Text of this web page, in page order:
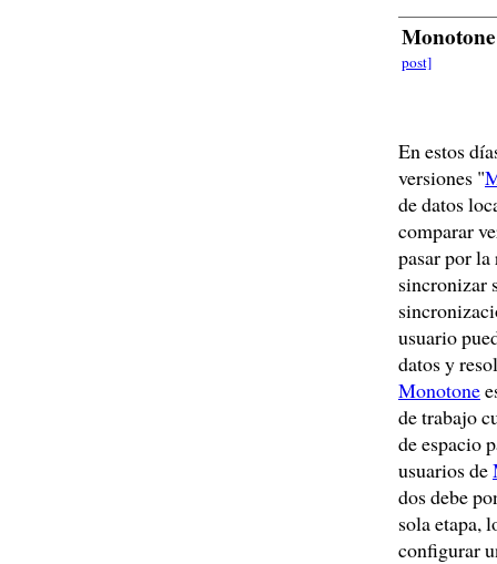
Monotone
post]
En estos
versiones "
de datos
comparar
pasar por la
sincronizar
usuario
datos y
Monotone
de trabajo
de espacio
usuarios de
dos debe
sola etapa,
configurar